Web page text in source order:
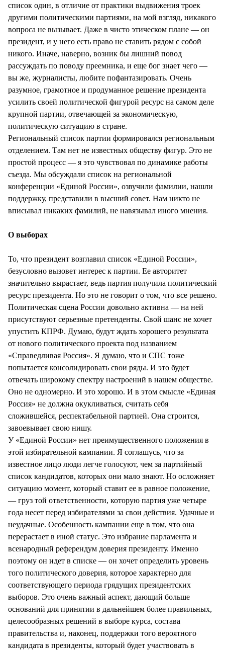
список один, в отличие от практики выдвижения троек
другими политическими партиями, на мой взгляд, никакого
вопроса не вызывает. Даже в чисто этическом плане — он
президент, и у него есть право не ставить рядом с собой
никого. Иначе, наверно, возник бы лишний повод
рассуждать по поводу преемника, и еще бог знает чего —
вы же, журналисты, любите пофантазировать. Очень
разумное, грамотное и продуманное решение президента
усилить своей политической фигурой ресурс на самом деле
крупной партии, отвечающей за экономическую,
политическую ситуацию в стране.
Региональный список партии формировался региональным
отделением. Там нет не известных обществу фигур. Это не
простой процесс — я это чувствовал по динамике работы
съезда. Мы обсуждали список на региональной
конференции «Единой России», озвучили фамилии, нашли
поддержку, представили в высший совет. Нам никто не
вписывал никаких фамилий, не навязывал иного мнения.
О выборах
То, что президент возглавил список «Единой России»,
безусловно вызовет интерес к партии. Ее авторитет
значительно вырастает, ведь партия получила политический
ресурс президента. Но это не говорит о том, что все решено.
Политическая сцена России довольно активна — на ней
присутствуют серьезные претенденты. Свой шанс не хочет
упустить КПРФ. Думаю, будут ждать хорошего результата
от нового политического проекта под названием
«Справедливая Россия». Я думаю, что и СПС тоже
попытается консолидировать свои ряды. И это будет
отвечать широкому спектру настроений в нашем обществе.
Оно не одномерно. И это хорошо. И в этом смысле «Единая
Россия» не должна окукливаться, считать себя
сложившейся, респектабельной партией. Она строится,
завоевывает свою нишу.
У «Единой России» нет преимущественного положения в
этой избирательной кампании. Я соглашусь, что за
известное лицо люди легче голосуют, чем за партийный
список кандидатов, которых они мало знают. Но осложняет
ситуацию момент, который ставит ее в равное положение,
— груз той ответственности, которую партия уже четыре
года несет перед избирателями за свои действия. Удачные и
неудачные. Особенность кампании еще в том, что она
перерастает в иной статус. Это избрание парламента и
всенародный референдум доверия президенту. Именно
поэтому он идет в списке — он хочет определить уровень
того политического доверия, которое характерно для
соответствующего периода грядущих президентских
выборов. Это очень важный аспект, дающий больше
оснований для принятии в дальнейшем более правильных,
целесообразных решений в выборе курса, состава
правительства и, наконец, поддержки того вероятного
кандидата в президенты, который будет участвовать в